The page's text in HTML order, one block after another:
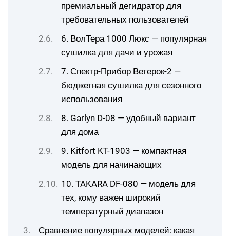
премиальный дегидратор для
требовательных пользователей
6. ВолТера 1000 Люкс — популярная
сушилка для дачи и урожая
7. Спектр-Прибор Ветерок-2 —
бюджетная сушилка для сезонного
использования
8. Garlyn D-08 — удобный вариант
для дома
9. Kitfort KT-1903 — компактная
модель для начинающих
10. TAKARA DF-080 — модель для
тех, кому важен широкий
температурный диапазон
Сравнение популярных моделей: какая